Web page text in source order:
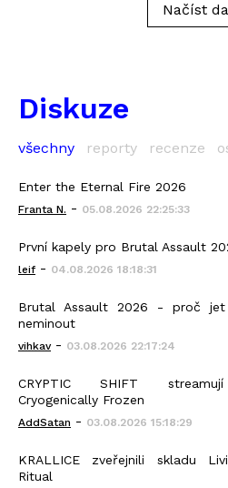
Načíst
Diskuze
všechny reporty recenze
Enter the Eternal Fire 2026
Franta N. - 05.08.2026 22:25:33
První kapely pro Brutal Assault
leif - 04.08.2026 18:18:31
Brutal Assault 2026 - proč
neminout
vihkav- 03.08.2026 22:17:24
CRYPTIC SHIFT
Cryogenically Frozen
AddSatan - 03.08.2026 15:18:29
KRALLICE zveřejnili skladu
Ritual